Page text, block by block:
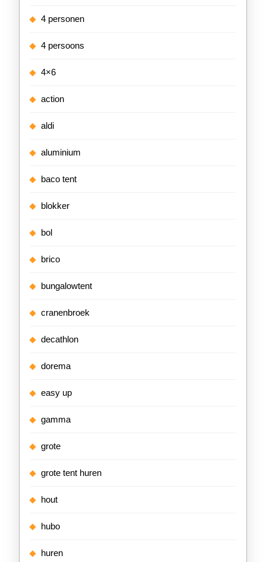
4 personen
4 persoons
4×6
action
aldi
aluminium
baco tent
blokker
bol
brico
bungalowtent
cranenbroek
decathlon
dorema
easy up
gamma
grote
grote tent huren
hout
hubo
huren